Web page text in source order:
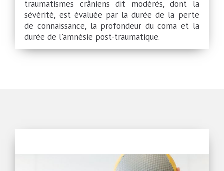
traumatismes crâniens dit modérés, dont la
sévérité, est évaluée par la durée de la perte
de connaissance, la profondeur du coma et la
durée de l'amnésie post-traumatique.